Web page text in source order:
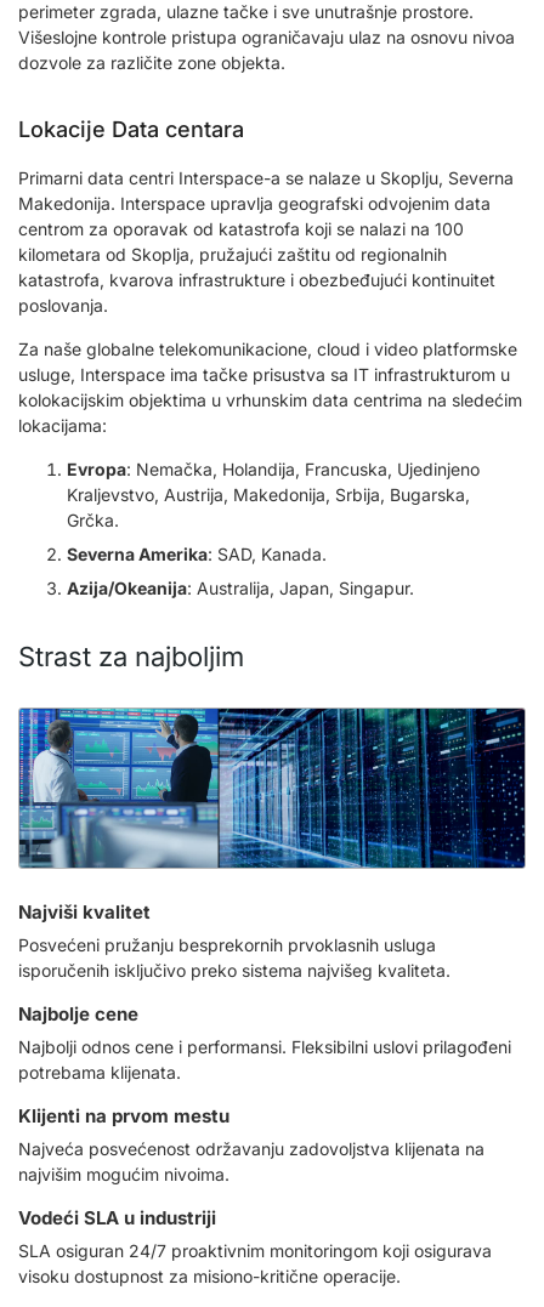
perimeter zgrada, ulazne tačke i sve unutrašnje prostore.
Višeslojne kontrole pristupa ograničavaju ulaz na osnovu nivoa
dozvole za različite zone objekta.
Lokacije Data centara
Primarni data centri Interspace-a se nalaze u Skoplju, Severna
Makedonija. Interspace upravlja geografski odvojenim data
centrom za oporavak od katastrofa koji se nalazi na 100
kilometara od Skoplja, pružajući zaštitu od regionalnih
katastrofa, kvarova infrastrukture i obezbeđujući kontinuitet
poslovanja.
Za naše globalne telekomunikacione, cloud i video platformske
usluge, Interspace ima tačke prisustva sa IT infrastrukturom u
kolokacijskim objektima u vrhunskim data centrima na sledećim
lokacijama:
Evropa: Nemačka, Holandija, Francuska, Ujedinjeno
Kraljevstvo, Austrija, Makedonija, Srbija, Bugarska,
Grčka.
Severna Amerika: SAD, Kanada.
Azija/Okeanija: Australija, Japan, Singapur.
Strast za najboljim
Najviši kvalitet
Posvećeni pružanju besprekornih prvoklasnih usluga
isporučenih isključivo preko sistema najvišeg kvaliteta.
Najbolje cene
Najbolji odnos cene i performansi. Fleksibilni uslovi prilagođeni
potrebama klijenata.
Klijenti na prvom mestu
Najveća posvećenost održavanju zadovoljstva klijenata na
najvišim mogućim nivoima.
Vodeći SLA u industriji
SLA osiguran 24/7 proaktivnim monitoringom koji osigurava
visoku dostupnost za misiono-kritične operacije.